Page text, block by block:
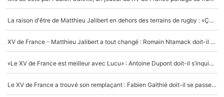
La raison d'être de Matthieu Jalibert en dehors des terrains de rugby : «Ça m'atteint autant que si tu touches à un membre de ma famille»
XV de France - Matthieu Jalibert a tout changé : Romain Ntamack doit-il s’inquiéter pour sa place à un an de la Coupe du monde ?
«Le XV de France est meilleur avec Lucu» : Antoine Dupont doit-il s’inquiéter pour sa place ?
Le XV de France a trouvé son remplaçant : Fabien Galthié doit-il se passer d'Antoine Dupont ?